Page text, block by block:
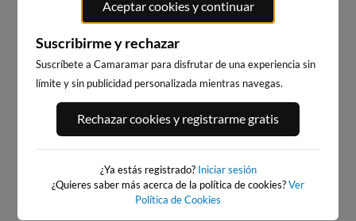
ATXABIRIBIL - SOPELANA
24km · Sopelana
0.5 m CHOPI
SATURRARAN
25km · Mutriku
0.0 m
Aceptar cookies y continuar
Suscribirme y rechazar
Suscríbete a Camaramar para disfrutar de una experiencia sin
límite y sin publicidad personalizada mientras navegas.
Rechazar cookies y registrarme gratis
¿Ya estás registrado? Iniciar sesión
¿Quieres saber más acerca de la política de cookies?Ver
Política de Cookies